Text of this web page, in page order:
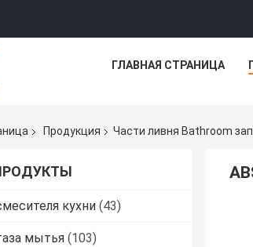
ГЛАВНАЯ СТРАНИЦА
Продукция Части ливня Bathroom
кухни (43)
мытья (103)